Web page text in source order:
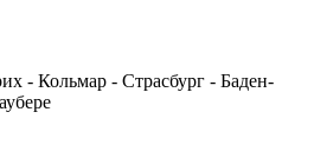
- Кольмар - Страсбург - Баден-